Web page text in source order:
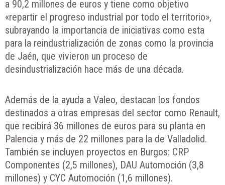
a 90,2 millones de euros y tiene como objetivo
«repartir el progreso industrial por todo el territorio»,
subrayando la importancia de iniciativas como esta
para la reindustrialización de zonas como la provincia
de Jaén, que vivieron un proceso de
desindustrialización hace más de una década.
Además de la ayuda a Valeo, destacan los fondos
destinados a otras empresas del sector como Renault,
que recibirá 36 millones de euros para su planta en
Palencia y más de 22 millones para la de Valladolid.
También se incluyen proyectos en Burgos: CRP
Componentes (2,5 millones), DAU Automoción (3,8
millones) y CYC Automoción (1,6 millones).